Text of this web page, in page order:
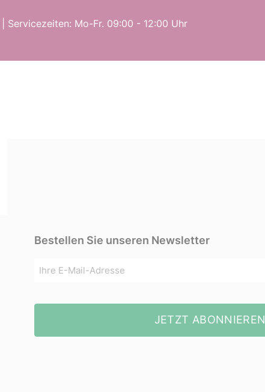
Mo-Fr. 09:00 - 12:00 Uhr
Bestellen Sie unseren Newsletter
JETZT ABONNIEREN